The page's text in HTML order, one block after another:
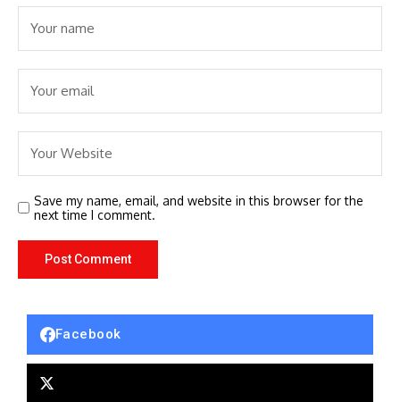
Save my name, email, and website in this browser for the
next time I comment.
Facebook